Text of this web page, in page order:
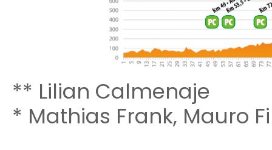
** Lilian Calmenaje
* Mathias Frank, Mauro